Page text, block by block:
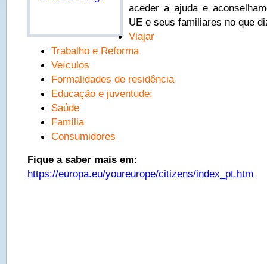
aceder a ajuda e
UE e seus familiares no que
Viajar
Trabalho e Reforma
Veículos
Formalidades de residência
Educação e juventude;
Saúde
Família
Consumidores
Fique a saber mais em:
https://europa.eu/youreurope/citizens/index_pt.htm